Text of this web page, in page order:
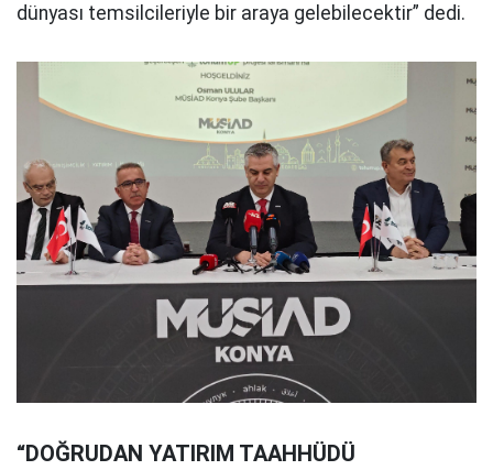
dünyası temsilcileriyle bir araya gelebilecektir” dedi.
“DOĞRUDAN YATIRIM TAAHHÜDÜ